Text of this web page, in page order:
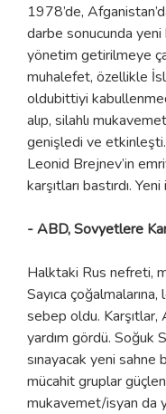
1978’de,
darbe sonucunda
yönetim getirilmeye
muhalefet, özellikle
oldubittiyi
alıp, silahlı
genişledi ve
Leonid Brejnev’in
karşıtları bastırdı.
- ABD, Sovyetlere
Halktaki Rus nefreti,
Sayıca
sebep oldu. Karşıtlar,
yardım gördü. Soğuk
sınayacak yeni sahne
mücahit gruplar
mukavemet/isyan da